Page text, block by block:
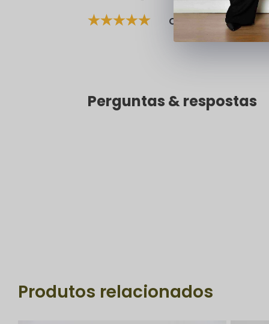
Cristina S. há 10
Perguntas & respostas
Produtos relacionados